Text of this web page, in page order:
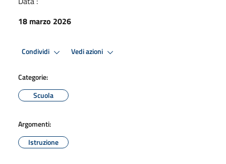
18 marzo 2026
Condividi Vedi azioni
Categorie:
Scuola
Argomenti:
Istruzione